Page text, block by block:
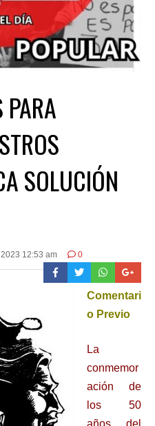
SOLUCIÓN
12:53 am 0
Comentari
o Previo
La
conmemor
ación de
los 50
años del